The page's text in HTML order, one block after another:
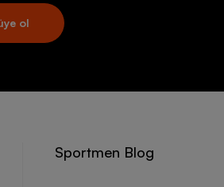
ol
Sportmen Blog